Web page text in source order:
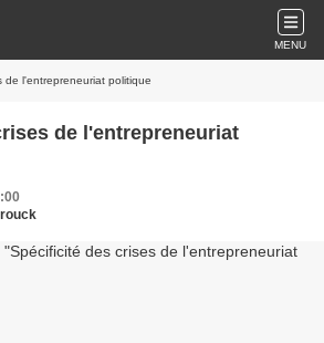
MENU
de l'entrepreneuriat politique
de l'entrepreneuriat